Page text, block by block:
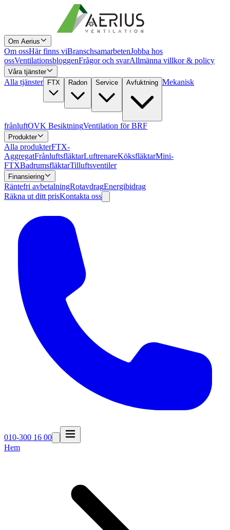
Om Aerius
Om ossHär finns viBranschsamarbetenJobba hos
ossVentilationsbloggenFrågor och svarAllmänna villkor & policy
Våra tjänster
Alla tjänster FTX Radon Service Avfuktning Mekanisk
frånluftOVK BesiktningVentilation för BRF
Produkter
Alla produkterFTX-
AggregatFrånluftsfläktarLuftrenareKöksfläktarMini-
FTXBadrumsfläktarTilluftsventiler
Finansiering
Räntefri avbetalningRotavdragEnergibidrag
Räkna ut ditt prisKontakta oss
010-300 16 00
Hem